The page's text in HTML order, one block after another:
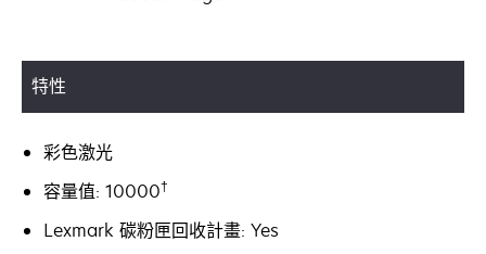
特性
彩色激光
容量值: 10000†
Lexmark 碳粉匣回收計畫: Yes